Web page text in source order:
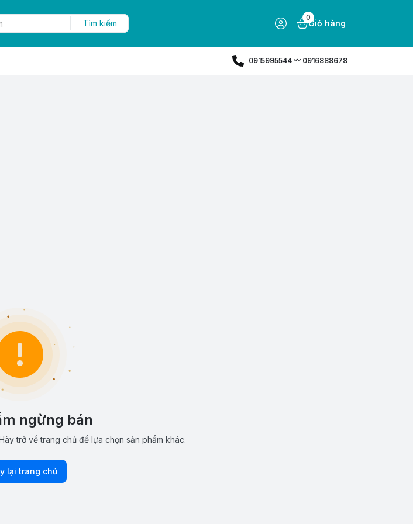
Tìm kiếm
0
Giỏ hàng
0915995544 〰️ 0916888678
ngừng bán
trở về trang chủ để lựa chọn sản phẩm khác.
lại trang chủ